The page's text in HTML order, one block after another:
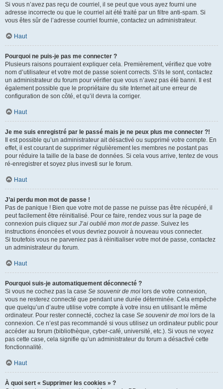
Si vous n’avez pas reçu de courriel, il se peut que vous ayez fourni une
adresse incorrecte ou que le courriel ait été traité par un filtre anti-spam. Si
vous êtes sûr de l’adresse courriel fournie, contactez un administrateur.
Haut
Pourquoi ne puis-je pas me connecter ?
Plusieurs raisons pourraient expliquer cela. Premièrement, vérifiez que votre
nom d’utilisateur et votre mot de passe soient corrects. S’ils le sont, contactez
un administrateur du forum pour vérifier que vous n’avez pas été banni. Il est
également possible que le propriétaire du site Internet ait une erreur de
configuration de son côté, et qu’il devra la corriger.
Haut
Je me suis enregistré par le passé mais je ne peux plus me connecter ?!
Il est possible qu’un administrateur ait désactivé ou supprimé votre compte. En
effet, il est courant de supprimer régulièrement les membres ne postant pas
pour réduire la taille de la base de données. Si cela vous arrive, tentez de vous
ré-enregistrer et soyez plus investi sur le forum.
Haut
J’ai perdu mon mot de passe !
Pas de panique ! Bien que votre mot de passe ne puisse pas être récupéré, il
peut facilement être réinitialisé. Pour ce faire, rendez vous sur la page de
connexion puis cliquez sur J’ai oublié mon mot de passe. Suivez les
instructions énoncées et vous devriez pouvoir à nouveau vous connecter.
Si toutefois vous ne parveniez pas à réinitialiser votre mot de passe, contactez
un administrateur du forum.
Haut
Pourquoi suis-je automatiquement déconnecté ?
Si vous ne cochez pas la case Se souvenir de moi lors de votre connexion,
vous ne resterez connecté que pendant une durée déterminée. Cela empêche
que quelqu’un d’autre utilise votre compte à votre insu en utilisant le même
ordinateur. Pour rester connecté, cochez la case Se souvenir de moi lors de la
connexion. Ce n’est pas recommandé si vous utilisez un ordinateur public pour
accéder au forum (bibliothèque, cyber-café, université, etc.). Si vous ne voyez
pas cette case, cela signifie qu’un administrateur du forum a désactivé cette
fonctionnalité.
Haut
À quoi sert « Supprimer les cookies » ?